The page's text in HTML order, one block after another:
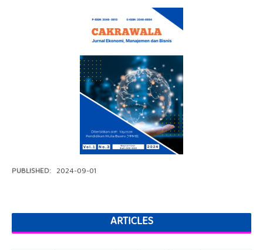
PUBLISHED: 2024-09-01
ARTICLES